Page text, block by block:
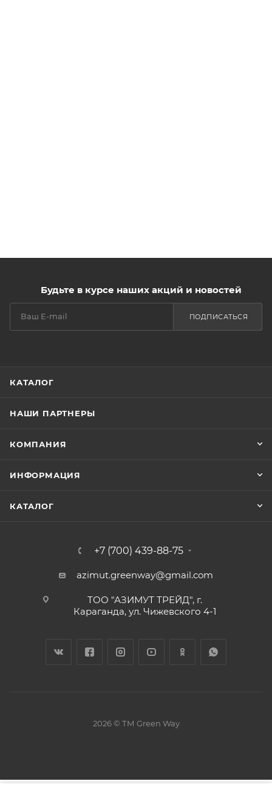
Будьте в курсе наших акций и новостей
ПОДПИСАТЬСЯ
КАТАЛОГ
НАШИ ПАРТНЕРЫ
КОМПАНИЯ
ИНФОРМАЦИЯ
КАТАЛОГ
+7 (700) 439-88-75
azimut.greenway@gmail.com
ТОО "АЗИМУТ ТРЕЙД", г.
Караганда, ул. Чижевского 4-1
2026 © ТМ Green Way